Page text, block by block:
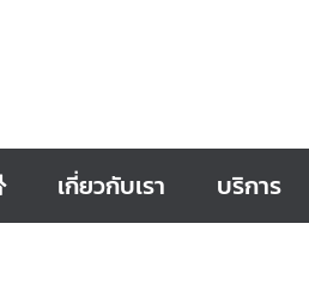
เกี่ยวกับเรา บริการ